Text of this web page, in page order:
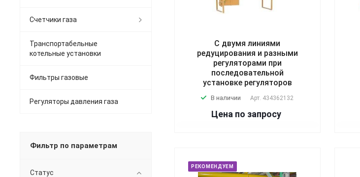
С двумя линиями
редуцирования и разными
регуляторами при
последовательной
установке регуляторов
В наличии Арт. 434362132
Цена по запросу
РЕКОМЕНДУЕМ
Счетчики газа
Транспортабельные
котельные установки
Фильтры газовые
Регуляторы давления газа
Фильтр по параметрам
Статус